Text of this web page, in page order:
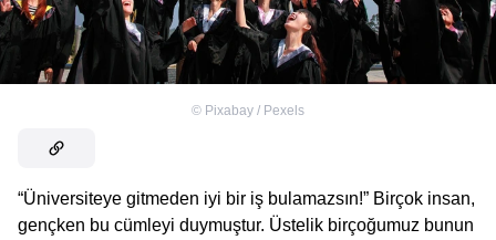
© Pixabay / Pexels
“Üniversiteye gitmeden iyi bir iş bulamazsın!” Birçok insan,
gençken bu cümleyi duymuştur. Üstelik birçoğumuz bunun